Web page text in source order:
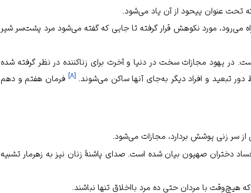
تحت عنوان ییحود از آن یاد می‌شود.
می‌رود، مورد نکوهش قرار گرفته تا جایی که گفته می‌شود مرد پشت‌سر شیر
در یهود مجازات سخت در دنیا و آخرت برای زناکننده در نظر گرفته شده
تبعید و افراد دیگر به‌جای آنها ساکن می‌شوند.[۸] فرمان هفتم و دهم
سر زنی پوشش بردارد، مجازات می‌شود.
دختران صهیون بیان شده است. صدای پاشنۀ زنان نیز به زهرمار تشبیه
هیچ‌وقت با مردان حتی ده مرد با‌اخلاق تنها نباشند.